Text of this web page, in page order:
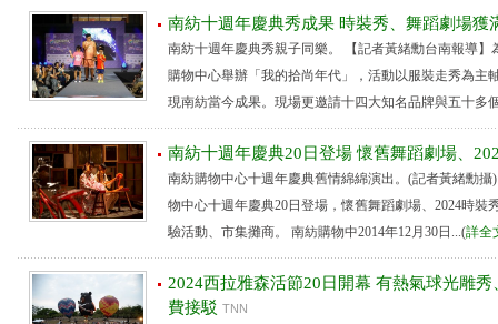
南紡十週年慶典秀成果 時裝秀、舞蹈劇場獲
南紡十週年慶典秀親子同樂。 【記者黃緒勳台南報導
購物中心舉辦「我的拾尚年代」，活動以服裝走秀為主
現南紡當今成果。現場更邀請十四大知名品牌與五十多
南紡十週年慶典20日登場 懷舊舞蹈劇場、
南紡購物中心十週年慶典舊情綿綿演出。(記者黃緒勳
物中心十週年慶典20日登場，懷舊舞蹈劇場、2024時裝
驗活動、市集攤商。 南紡購物中2014年12月30日...(詳全
2024西拉雅森活節20日開幕 有熱氣球光雕
費接駁 TNN